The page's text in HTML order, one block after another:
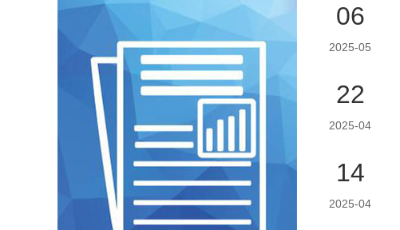
06
2025-05
22
2025-04
14
2025-04